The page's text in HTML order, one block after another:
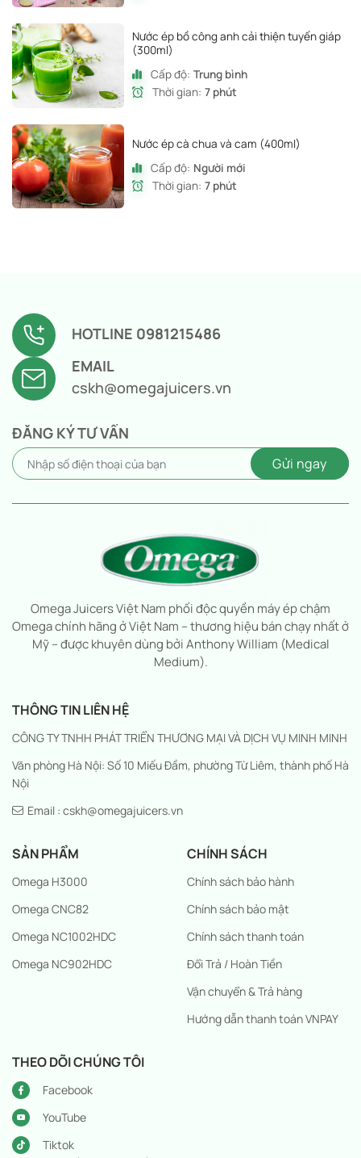
Nước ép bồ công anh cải thiện tuyến giáp
(300ml)
Cấp độ: Trung bình
Thời gian: 7 phút
Nước ép cà chua và cam (400ml)
Cấp độ: Người mới
Thời gian: 7 phút
HOTLINE 0981215486
EMAIL
cskh@omegajuicers.vn
ĐĂNG KÝ TƯ VẤN
Omega Juicers Việt Nam phối độc quyền máy ép chậm
Omega chính hãng ở Việt Nam – thương hiệu bán chạy nhất ở
Mỹ – được khuyên dùng bởi Anthony William (Medical
Medium).
THÔNG TIN LIÊN HỆ
CÔNG TY TNHH PHÁT TRIỂN THƯƠNG MẠI VÀ DỊCH VỤ MINH MINH
Văn phòng Hà Nội: Số 10 Miếu Đầm, phường Từ Liêm, thành phố Hà
Nội
Email : cskh@omegajuicers.vn
SẢN PHẨM
Omega H3000
Omega CNC82
Omega NC1002HDC
Omega NC902HDC
CHÍNH SÁCH
Chính sách bảo hành
Chính sách bảo mật
Chính sách thanh toán
Đổi Trả / Hoàn Tiền
Vận chuyển & Trả hàng
Hướng dẫn thanh toán VNPAY
THEO DÕI CHÚNG TÔI
Facebook
YouTube
Tiktok